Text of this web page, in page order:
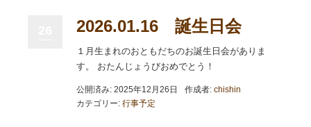
2026.01.16 誕生日会
１月生まれのおともだちのお誕生日会がありま
す。 おたんじょうびおめでとう！
公開済み: 2025年12月26日 作成者: chishin
カテゴリー: 行事予定